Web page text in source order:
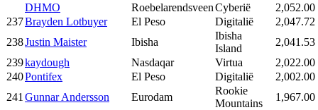
DHMO
RoebelarendsveenCyberië
2,052.00
237Brayden Lotbuyer El Peso Digitalië
2,047.72
238Justin Maister Ibisha
Ibisha
Island
2,041.53
239kaydough Nasdaqar Virtua
2,022.00
240Pontifex El Peso Digitalië
2,002.00
241 Gunnar Andersson Eurodam
Rookie
Mountains
1,967.00